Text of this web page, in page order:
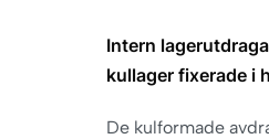
Intern
kullager fixerade i
De kulformade